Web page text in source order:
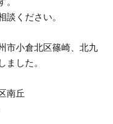
談ください。
市小倉北区篠崎、北九
ました。
南丘